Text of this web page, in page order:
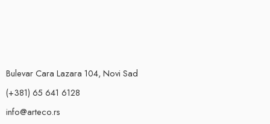
Bulevar Cara Lazara 104, Novi Sad
(+381) 65 641 6128
info@arteco.rs